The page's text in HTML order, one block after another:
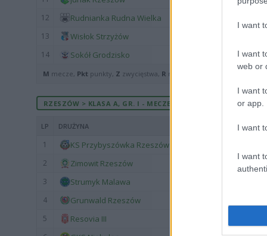
I want
I want
web or
I want
or app.
I want
I want
12 Rudnianka Rudna Wielka
13 Wisłok Strzyżów
14 Sokół Grodzisko
M mecze, Pkt punkty, Z zwycięstwa, R remisy,
RZESZÓW > KLASA A, GR. I - MECZE ROZEGRANE U SIEBIE
LP DRUŻYNA
1 KS Przybyszówka Rzeszów
2 Zimowit Rzeszów
3 Strumyk Malawa
4 Grunwald Rzeszów
5 Resovia III